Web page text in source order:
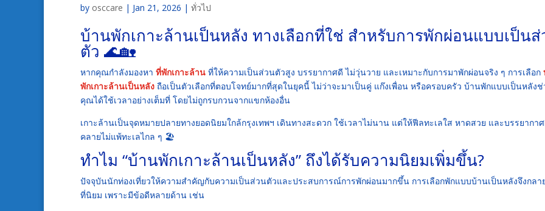
by osccare | Jan 21, 2026 | ทั่วไป
บ้านพักเกาะล้านเป็นหลัง ทางเลือกที่ใช่ สำหรับการพักผ่อนแบบเป็น
ตัว 🌊🏡
หากคุณกำลังมองหา ที่พักเกาะล้าน ที่ให้ความเป็นส่วนตัวสูง บรรยากาศดี ไม่วุ่นวาย และเหมาะกับการมาพักผ่อนจริง ๆ การเลือก
พักเกาะล้านเป็นหลัง ถือเป็นตัวเลือกที่ตอบโจทย์มากที่สุดในยุคนี้ ไม่ว่าจะมาเป็นคู่ แก๊งเพื่อน หรือครอบครัว บ้านพักแบบเป็นหลังช่
คุณได้ใช้เวลาอย่างเต็มที่ โดยไม่ถูกรบกวนจากแขกห้องอื่น
เกาะล้านเป็นจุดหมายปลายทางยอดนิยมใกล้กรุงเทพฯ เดินทางสะดวก ใช้เวลาไม่นาน แต่ให้ฟีลทะเลใส หาดสวย และบรรยากา
คลายไม่แพ้ทะเลไกล ๆ 🏖️
ทำไม “บ้านพักเกาะล้านเป็นหลัง” ถึงได้รับความนิยมเพิ่มขึ้น?
ปัจจุบันนักท่องเที่ยวให้ความสำคัญกับความเป็นส่วนตัวและประสบการณ์การพักผ่อนมากขึ้น การเลือกพักแบบบ้านเป็นหลังจึงกลา
ที่นิยม เพราะมีข้อดีหลายด้าน เช่น